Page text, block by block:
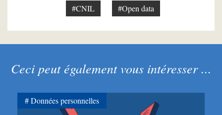
#CNIL #Open data
Ceci peut également vous intéresser ...
Données personnelles